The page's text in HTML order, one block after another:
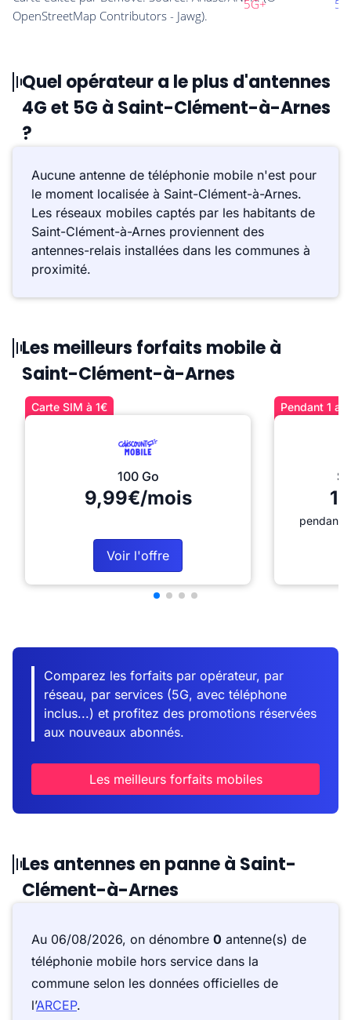
Quel opérateur a le plus d'antennes
4G et 5G à Saint-Clément-à-Arnes
?
Aucune antenne de téléphonie mobile n'est pour
le moment localisée à Saint-Clément-à-Arnes.
Les réseaux mobiles captés par les habitants de
Saint-Clément-à-Arnes proviennent des
antennes-relais installées dans les communes à
proximité.
Les meilleurs forfaits mobile à
Saint-Clément-à-Arnes
Carte SIM à 1€
100 Go
9,99€/mois
Voir l'offre
Pendant 1
pendant
Comparez les forfaits par opérateur, par
réseau, par services (5G, avec téléphone
inclus...) et profitez des promotions réservées
aux nouveaux abonnés.
Les meilleurs forfaits mobiles
Les antennes en panne à Saint-
Clément-à-Arnes
Au 06/08/2026, on dénombre 0 antenne(s) de
téléphonie mobile hors service dans la
commune selon les données officielles de
l’ARCEP.